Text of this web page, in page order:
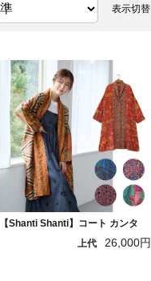
表示切替
【Shanti Shanti】コート カンタ
上代
26,000円